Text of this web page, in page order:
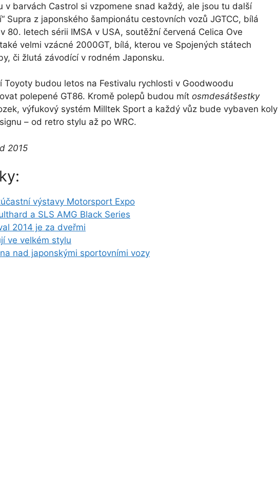
v barvách Castrol si vzpomene snad každý, ale jsou tu další
Supra z japonského šampionátu cestovních vozů JGTCC, bílá
80. letech sérii IMSA v USA, soutěžní červená Celica Ove
velmi vzácné 2000GT, bílá, kterou ve Spojených státech
či žlutá závodící v rodném Japonsku.
Toyoty budou letos na Festivalu rychlosti v Goodwoodu
polepené GT86. Kromě polepů budou mít osmdesátšestky
výfukový systém Milltek Sport a každý vůz bude vybaven koly
– od retro stylu až po WRC.
2015
výstavy Motorsport Expo
a SLS AMG Black Series
2014 je za dveřmi
ve velkém stylu
nad japonskými sportovními vozy